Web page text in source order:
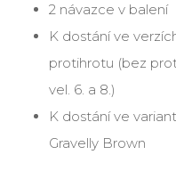
2 návazce v balení
K dostání ve
protihrotu (bez
vel. 6. a 8.)
K dostání ve
Gravelly Brown